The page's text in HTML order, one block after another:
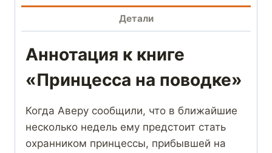
Детали
Аннотация к книге
«Принцесса на поводке»
Когда Аверу сообщили, что в ближайшие
несколько недель ему предстоит стать
охранником принцессы, прибывшей на